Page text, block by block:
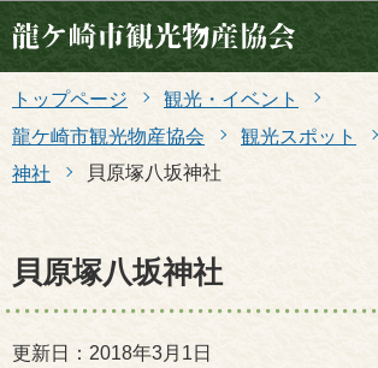
このページの本文へ移動
トップページ
観光・イベント
龍ケ崎市観光物産協会
観光スポット
神社
貝原塚八坂神社
貝原塚八坂神社
更新日：2018年3月1日